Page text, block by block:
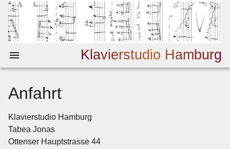
Klavierstudio Hamburg
Anfahrt
Klavierstudio Hamburg
Tabea Jonas
Ottenser Hauptstrasse 44